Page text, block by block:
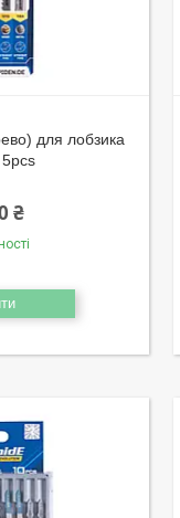
для лобзика
₴